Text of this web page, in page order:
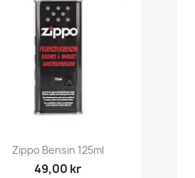
 Snabbvy
Zippo Bensin 125ml
49,00 kr